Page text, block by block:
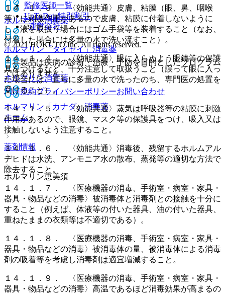
ホルマリン消毒薬
ホルマリン「タイセイ」消毒薬
ホルマリン消毒薬
ホルマリン「カナダ」消毒薬
ホーム
薬剤情報
ホルマリン恵美須
１４．１．３． 〈効能共通〉皮膚、粘膜（眼、鼻、咽喉
等）に刺激作用があるので皮膚、粘膜に付着しないように
し、液を取扱う場合にはゴム手袋等を装着すること（なお、
付着した場合には多量の水で洗い流すこと）。
１４．１．４． 〈効能共通〉眼に入らぬよう眼鏡等の保護
具をつけるなど、十分注意して取扱うこと（誤って眼に入っ
た場合には、直ちに多量の水で洗ったのち、専門医の処置を
受けること）。
１４．１．５． 〈効能共通〉蒸気は呼吸器等の粘膜に刺激
作用があるので、眼鏡、マスク等の保護具をつけ、吸入又は
接触しないよう注意すること。
１４．１．６． 〈効能共通〉消毒後、残留するホルムアル
デヒドは水洗、アンモニア水の散布、蒸発等の適切な方法で
除去すること。
１４．１．７． 〈医療機器の消毒、手術室・病室・家具・
器具・物品などの消毒〉被消毒体と消毒剤との接触を十分に
すること（例えば、体液等の付いた器具、油の付いた器具、
重ねたままの衣類等は不適切である）。
１４．１．８． 〈医療機器の消毒、手術室・病室・家具・
器具・物品などの消毒〉被消毒体の量、被消毒体による消毒
剤の吸着等を考慮し消毒剤は適宜増減すること。
１４．１．９． 〈医療機器の消毒、手術室・病室・家具・
器具・物品などの消毒〉高温であるほど消毒効果が高まるの
監修医師一覧
UpToDate特別割引
運営会社
© 2021 HOKUTO Inc. All rights reserved.
※本製品は疾病の診断・治療・予防を目的としたプログラム
ではありません。
利用規約プライバシーポリシーお問い合わせ